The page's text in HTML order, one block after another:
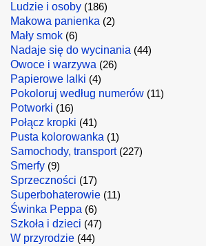
Ludzie i osoby (186)
Makowa panienka (2)
Mały smok (6)
Nadaje się do wycinania (44)
Owoce i warzywa (26)
Papierowe lalki (4)
Pokoloruj według numerów (11)
Potworki (16)
Połącz kropki (41)
Pusta kolorowanka (1)
Samochody, transport(227)
Smerfy (9)
Sprzeczności (17)
Superbohaterowie (11)
Świnka Peppa (6)
Szkoła i dzieci (47)
W przyrodzie (44)